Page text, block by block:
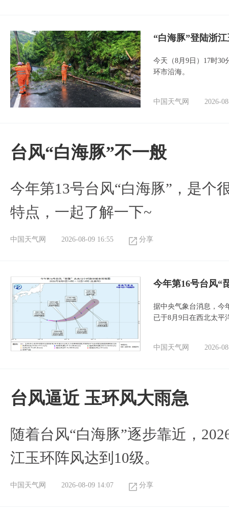
“白海豚”登陆浙
今天（8月9日）17时30
环市沿海。
中国天气网 2026-
台风“白海豚”不一般
今年第13号台风“白海豚”，是个
特点，一起了解一下~
中国天气网 2026-08-09 16:55 分享
今年第16号台风“
据中央气象台消息，今
已于8月9日在西北太平
中国天气网 2026-
台风逼近 玉环风大雨急
随着台风“白海豚”逐步靠近，
江玉环阵风达到10级。
中国天气网 2026-08-09 14:07 分享